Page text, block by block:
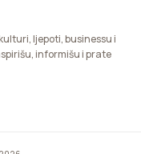
ljepoti, businessu i
informišu i prate